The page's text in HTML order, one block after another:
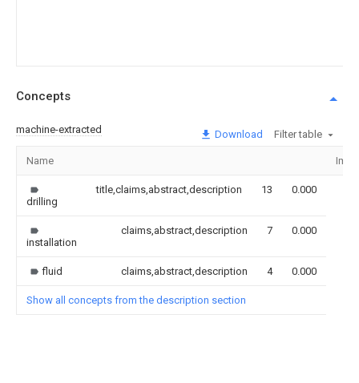
Concepts
machine-extracted Download Filter table
Name
drilling
title,claims,abstract,description 13 0.000
installation
claims,abstract,description 7 0.000
fluid claims,abstract,description 4 0.000
Show all concepts from the description section